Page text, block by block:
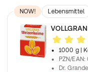
NOW! Lebensmittel
1000 g
|
PZN/EAN:
Dr.